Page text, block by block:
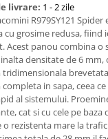
livrare: 1 - 2 zile
R979SY121
cu grosime redusa, fiind
Acest panou combina
densitate de 6
tridimensionala
completa in sapa, ceea
al sistemului.
cat si cu cele pe baza
o rezistenta mare la